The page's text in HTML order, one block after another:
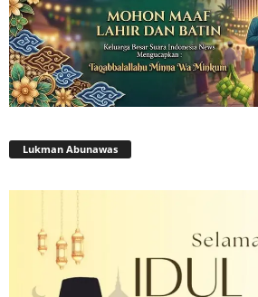
Lukman Abunawas